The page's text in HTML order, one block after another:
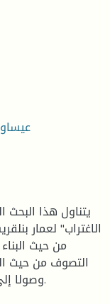
-
يتناول هذا
الاغتراب" لعمار
من حيث
التصوف من حيث
وصولا إلى المخيال الصوفي الذي يتمتع به الديوان.